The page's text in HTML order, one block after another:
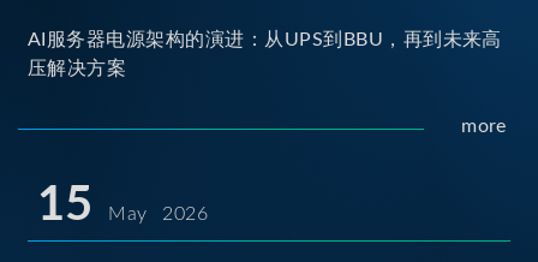
AI服务器电源架构的演进：从UPS到BBU，再到未来高
压解决方案
more
15 May 2026